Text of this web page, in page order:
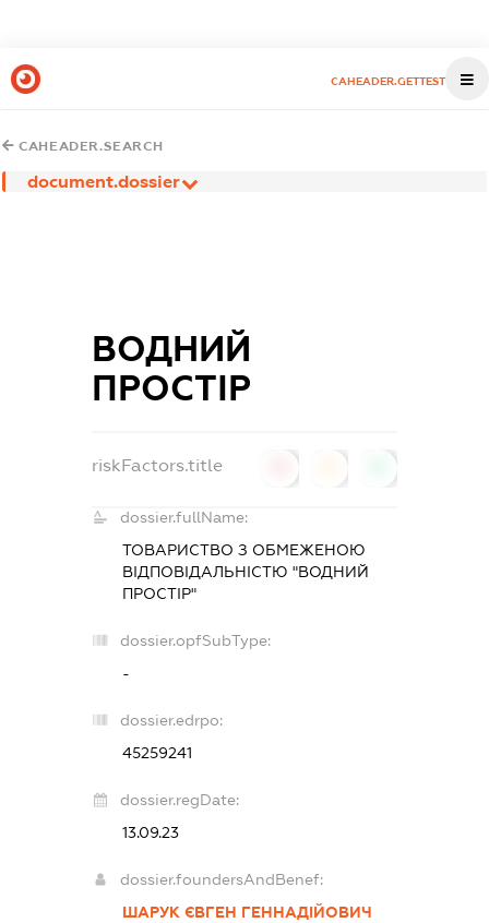
CAHEADER.GETTEST
CAHEADER.SEARCH
document.dossier
ВОДНИЙ
ПРОСТІР
riskFactors.title
dossier.fullName:
ТОВАРИСТВО З ОБМЕЖЕНОЮ
ВІДПОВІДАЛЬНІСТЮ "ВОДНИЙ
ПРОСТІР"
dossier.opfSubType:
-
dossier.edrpo:
45259241
dossier.regDate:
13.09.23
dossier.foundersAndBenef:
ШАРУК ЄВГЕН ГЕННАДІЙОВИЧ